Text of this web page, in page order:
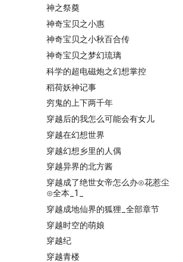
神之祭奠
神奇宝贝之小惠
神奇宝贝之小秋百合传
神奇宝贝之梦幻琉璃
科学的超电磁炮之幻想掌控
稻荷妖神记事
穷鬼的上下两千年
穿越后的我怎么可能会有女儿
穿越在幻想世界
穿越幻想乡里的人偶
穿越异界的北方酱
穿越成了绝世女帝怎么办⊙花惹尘
⊙全本_1_
穿越成地仙界的狐狸_全部章节
穿越时空的萌娘
穿越纪
穿越青楼